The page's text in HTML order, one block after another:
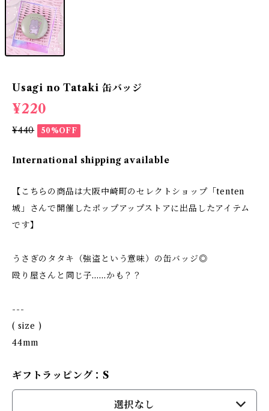
Usagi no Tataki 缶バッジ
¥220
¥440 50%OFF
International shipping available
【こちらの商品は大阪中崎町のセレクトショップ「tenten
城」さんで開催したポップアップストアに出品したアイテム
です】
うさぎのタタキ（強盗という意味）の缶バッジ◎
殴り屋さんと同じ子……かも？？
---
( size )
44mm
ギフトラッピング：S
選択なし